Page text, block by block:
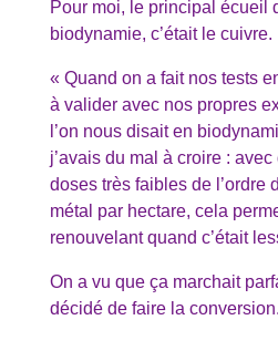
Pour moi, le principal écueil
biodynamie, c’était le cuivre.
« Quand on a fait nos tests
à valider avec nos propres
l’on nous disait en
j’avais du mal à croire :
doses très faibles de l’ordre
métal par hectare, cela
renouvelant quand c’était
On a vu que ça marchait
décidé de faire la conversion.